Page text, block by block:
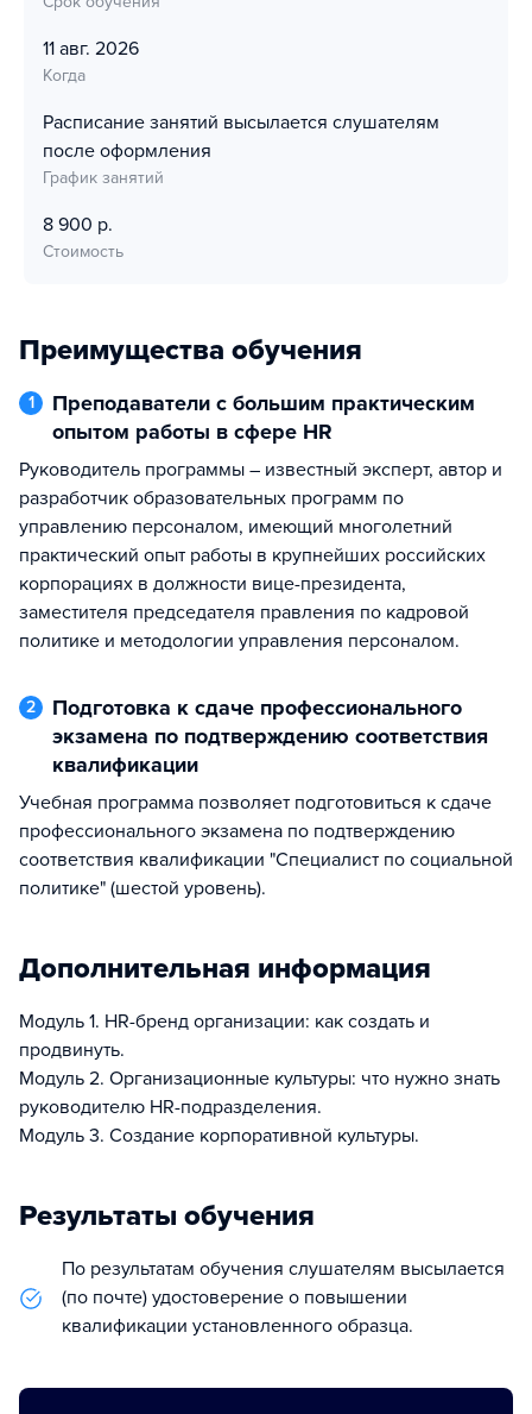
11 авг. 2026
Когда
Расписание занятий высылается слушателям
после оформления
График занятий
8 900 р.
Стоимость
Преимущества обучения
1
Преподаватели с большим практическим
опытом работы в сфере HR
Руководитель программы – известный эксперт, автор и
разработчик образовательных программ по
управлению персоналом, имеющий многолетний
практический опыт работы в крупнейших российских
корпорациях в должности вице-президента,
заместителя председателя правления по кадровой
политике и методологии управления персоналом.
2
Подготовка к сдаче профессионального
экзамена по подтверждению соответствия
квалификации
Учебная программа позволяет подготовиться к сдаче
профессионального экзамена по подтверждению
соответствия квалификации "Специалист по социальной
политике" (шестой уровень).
Дополнительная информация
Модуль 1. НR-бренд организации: как создать и
продвинуть.
Модуль 2. Организационные культуры: что нужно знать
руководителю HR-подразделения.
Модуль 3. Создание корпоративной культуры.
Результаты обучения
По результатам обучения слушателям высылается
(по почте) удостоверение о повышении
квалификации установленного образца.